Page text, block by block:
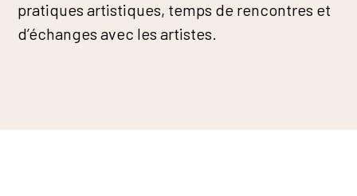
pratiques artistiques, temps de rencontres et
d’échanges avec les artistes.